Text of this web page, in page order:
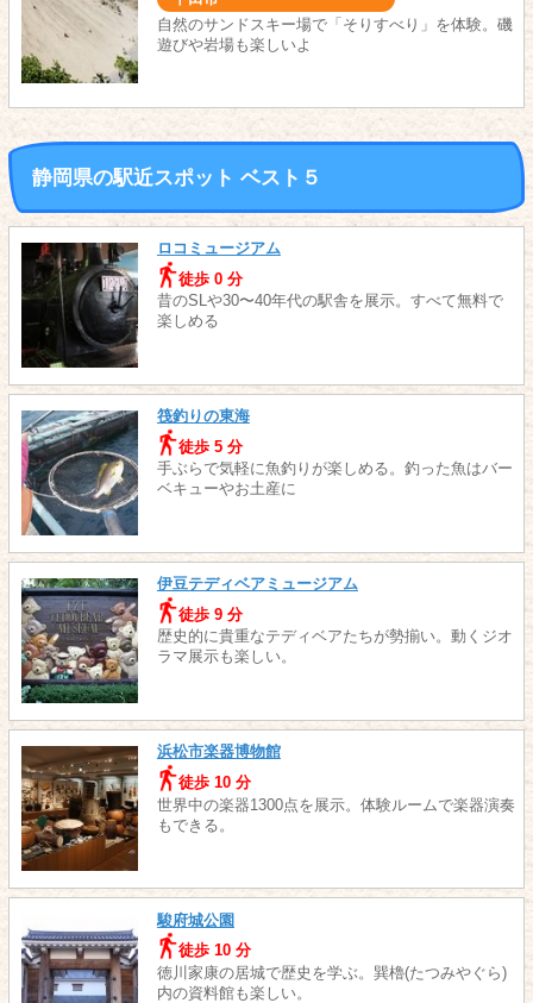
自然のサンドスキー場で「そりすべり」を体験。磯
遊びや岩場も楽しいよ
静岡県の駅近スポット ベスト５
ロコミュージアム
徒歩 0 分
昔のSLや30〜40年代の駅舎を展示。すべて無料で
楽しめる
筏釣りの東海
徒歩 5 分
手ぶらで気軽に魚釣りが楽しめる。釣った魚はバー
ベキューやお土産に
伊豆テディベアミュージアム
徒歩 9 分
歴史的に貴重なテディベアたちが勢揃い。動くジオ
ラマ展示も楽しい。
浜松市楽器博物館
徒歩 10 分
世界中の楽器1300点を展示。体験ルームで楽器演奏
もできる。
駿府城公園
徒歩 10 分
徳川家康の居城で歴史を学ぶ。巽櫓(たつみやぐら)
内の資料館も楽しい。